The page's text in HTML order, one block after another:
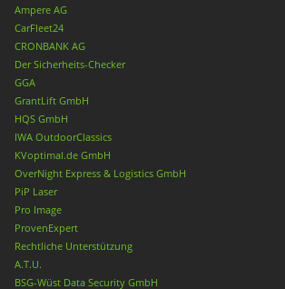
Ampere AG
CarFleet24
CRONBANK AG
Der Sicherheits-Checker
GGA
GrantLift GmbH
HQS GmbH
IWA OutdoorClassics
KVoptimal.de GmbH
OverNight Express & Logistics GmbH
PiP Laser
Pro Image
ProvenExpert
Rechtliche Unterstützung
A.T.U.
BSG-Wüst Data Security GmbH